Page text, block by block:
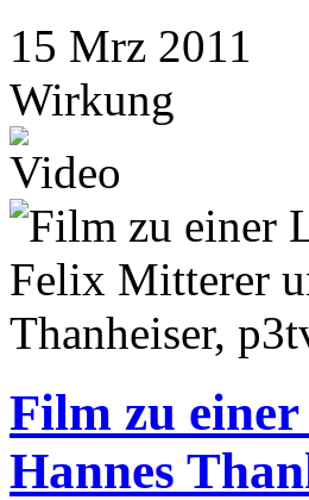
15 Mrz 2011
Wirkung
Film zu
Hannes